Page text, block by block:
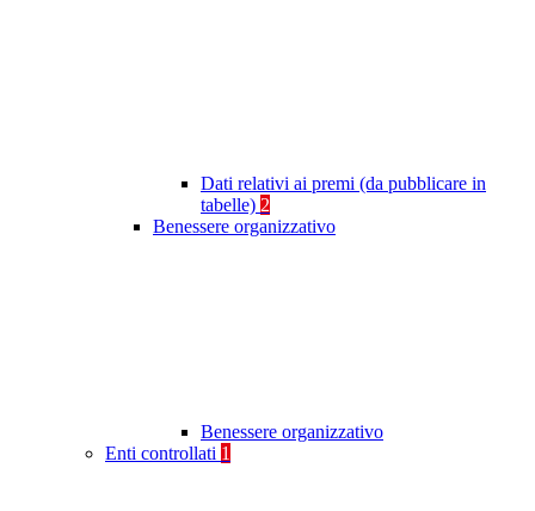
Dati relativi ai premi (da pubblicare in
tabelle) 2
Benessere organizzativo
Benessere organizzativo
Enti controllati 1